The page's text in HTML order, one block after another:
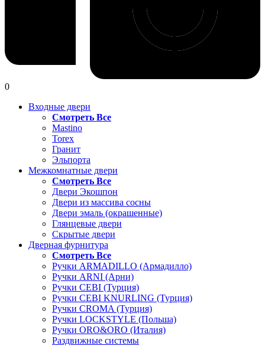
0
Входные двери
Смотреть Все
Mastino
Torex
Гранит
Эльпорта
Межкомнатные двери
Смотреть Все
Двери Экошпон
Двери из массива сосны
Двери эмаль (окрашенные)
Глянцевые двери
Скрытые двери
Дверная фурнитура
Смотреть Все
Ручки ARMADILLO (Армадилло)
Ручки ARNI (Арни)
Ручки CEBI (Турция)
Ручки CEBI KNURLING (Турция)
Ручки CROMA (Турция)
Ручки LOCKSTYLE (Польша)
Ручки ORO&ORO (Италия)
Раздвижные системы